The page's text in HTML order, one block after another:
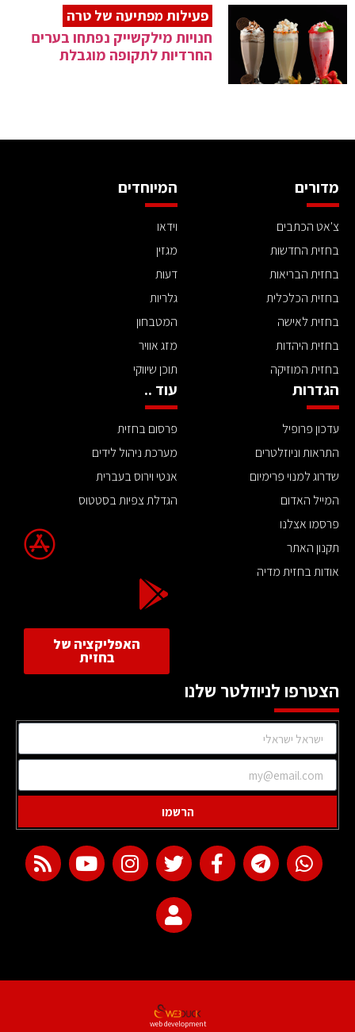
פעילות מפתיעה של טרה
חנויות מילקשייק נפתחו בערים
החרדיות לתקופה מוגבלת
מדורים
צ'אט הכתבים
בחזית החדשות
בחזית הבריאות
בחזית הכלכלית
בחזית לאישה
בחזית היהדות
בחזית המוזיקה
המיוחדים
וידאו
מגזין
דעות
גלריות
המטבחון
מזג אוויר
תוכן שיווקי
הגדרות
עדכון פרופיל
התראות וניוזלטרים
שדרוג למנוי פרימיום
המייל האדום
פרסמו אצלנו
תקנון האתר
אודות בחזית מדיה
עוד ..
פרסום בחזית
מערכת ניהול לידים
אנטי וירוס בעברית
הגדלת צפיות בסטטוס
האפליקציה של
בחזית
הצטרפו לניוזלטר שלנו
הרשמו
web development